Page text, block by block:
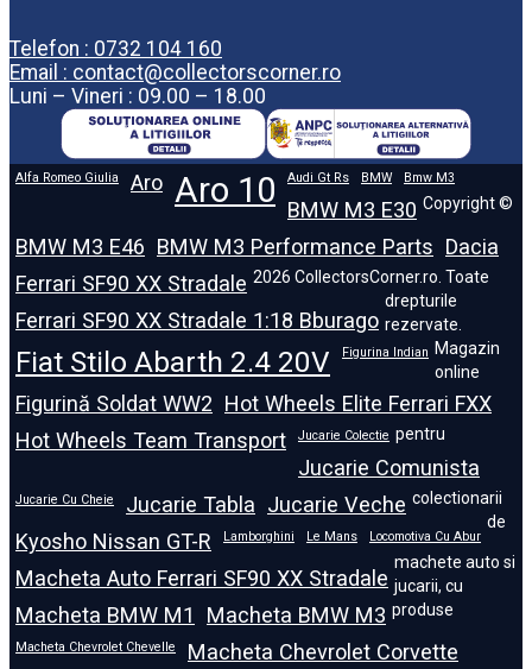
Telefon : 0732 104 160
Email : contact@collectorscorner.ro
Luni – Vineri : 09.00 – 18.00
Alfa Romeo Giulia Aro Aro 10 Audi Gt Rs BMW Bmw M3
BMW M3 E30
BMW M3 E46 BMW M3 Performance Parts Dacia
Ferrari SF90 XX Stradale
Ferrari SF90 XX Stradale 1:18 Bburago
Fiat Stilo Abarth 2.4 20V Figurina Indian
Figurină Soldat WW2 Hot Wheels Elite Ferrari FXX
Hot Wheels Team Transport
Jucarie Colectie
Jucarie Comunista
Jucarie Cu Cheie Jucarie Tabla Jucarie Veche
Kyosho Nissan GT-R
Lamborghini Le Mans Locomotiva Cu Abur
Macheta Auto Ferrari SF90 XX Stradale
Macheta BMW M1
Macheta BMW M3
Macheta Chevrolet Chevelle Macheta Chevrolet Corvette
Copyright ©
2026 CollectorsCorner.ro. Toate
drepturile
rezervate.
Magazin
online
pentru
colectionarii
de
machete auto si
jucarii, cu
produse